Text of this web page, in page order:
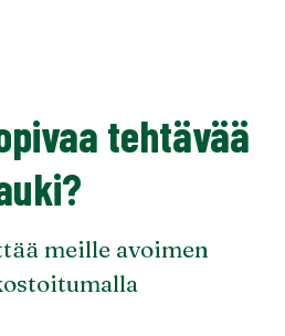
tehtävää
meille avoimen